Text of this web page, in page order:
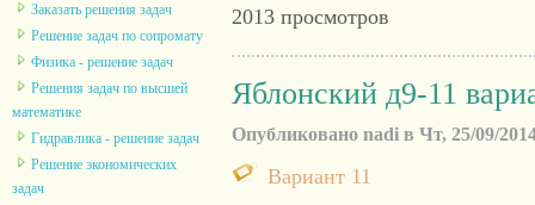
Заказать решения задач
Решение задач по сопромату
Физика - решение задач
Решения задач по высшей
математике
Гидравлика - решение задач
Решение экономических
задач
2013 просмотров
Яблонский д9-11
Опубликовано nadi в Чт, 25/09/
Вариант 11